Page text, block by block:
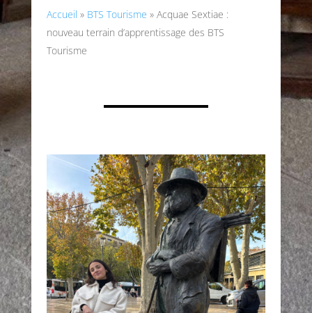
Accueil » BTS Tourisme »Acquae Sextiae :
nouveau terrain d’apprentissage des BTS
Tourisme